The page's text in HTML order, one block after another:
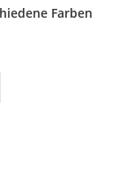
Farben
Dieses
weist